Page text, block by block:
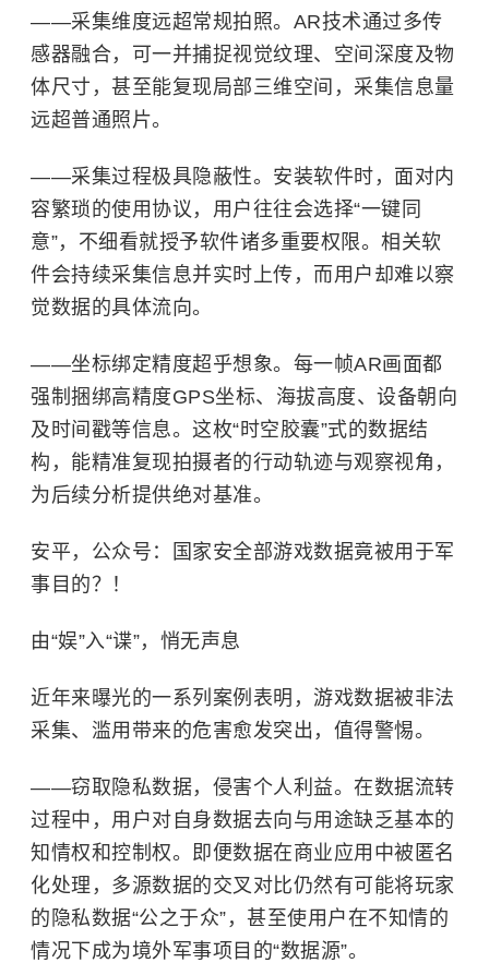
——采集维度远超常规拍照。AR技术通过多传
感器融合，可一并捕捉视觉纹理、空间深度及物
体尺寸，甚至能复现局部三维空间，采集信息量
远超普通照片。
——采集过程极具隐蔽性。安装软件时，面对内
容繁琐的使用协议，用户往往会选择“一键同
意”，不细看就授予软件诸多重要权限。相关软
件会持续采集信息并实时上传，而用户却难以察
觉数据的具体流向。
——坐标绑定精度超乎想象。每一帧AR画面都
强制捆绑高精度GPS坐标、海拔高度、设备朝向
及时间戳等信息。这枚“时空胶囊”式的数据结
构，能精准复现拍摄者的行动轨迹与观察视角，
为后续分析提供绝对基准。
安平，公众号：国家安全部游戏数据竟被用于军
事目的？！
由“娱”入“谍”，悄无声息
近年来曝光的一系列案例表明，游戏数据被非法
采集、滥用带来的危害愈发突出，值得警惕。
——窃取隐私数据，侵害个人利益。在数据流转
过程中，用户对自身数据去向与用途缺乏基本的
知情权和控制权。即便数据在商业应用中被匿名
化处理，多源数据的交叉对比仍然有可能将玩家
的隐私数据“公之于众”，甚至使用户在不知情的
情况下成为境外军事项目的“数据源”。